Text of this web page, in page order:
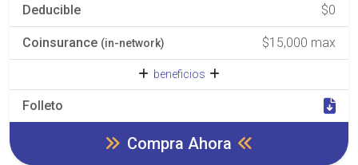
Deducible $0
Coinsurance (in-network) $15,000 max
beneficios
Folleto
Compra Ahora